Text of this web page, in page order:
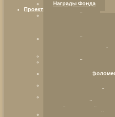
Награды Фонда
Проекты Фонда
партнерство в
Ресурсный центр
НКО, оказывающих
находящимся в трудной
Ресурсный центр
От отрока
Организация
воспитывающих детей с
коммуникативной
Межрегиональный